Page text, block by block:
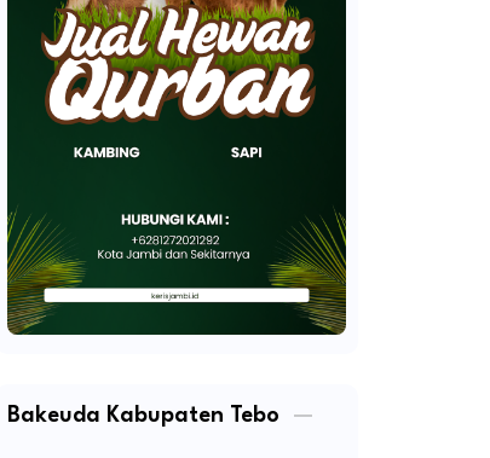
Bakeuda Kabupaten Tebo